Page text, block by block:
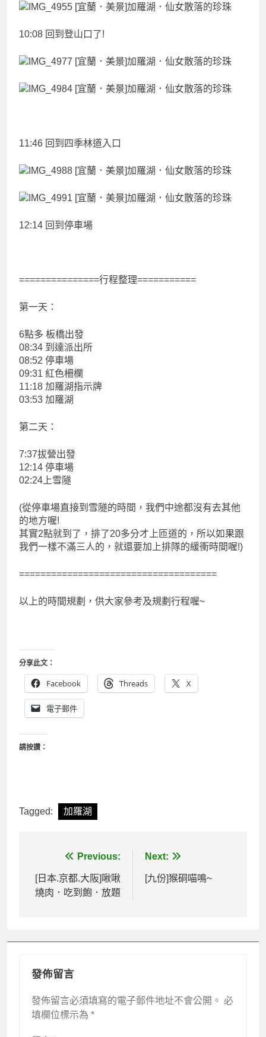
10:08 回到登山口了!
11:46 回到四季林道入口
12:14 回到停車場
===============行程整理===========
第一天：
6點多 板橋出發
08:34 到達派出所
08:52 停車場
09:31 紅色柵欄
11:18 加羅湖指示牌
03:53 加羅湖
第二天：
7:37拔營出發
12:14 停車場
02:24上雪隧
(從停車場直接到雪隧的時間，我們中途都沒有去其他
的地方喔!
其實2點就到了，排了20多分才上匝道的，所以如果跟
我們一樣不滿三人的，就還要加上排隊的緩衝時間喔!)
=====================================
以上的時間規劃，供大家參考及規劃行程喔~
分享此文：
Facebook Threads X
電子郵件
請按讚：
Tagged: 加羅湖
章
導
Previous:
[日本.京都.大阪]啾啾
燒肉．吃到飽．放題
Next:
[九份]猴硐喵鳴~
發佈留言
發佈留言必須填寫的電子郵件地址不會公開。 必
填欄位標示為 *